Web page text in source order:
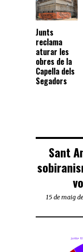
Junts
reclama
aturar les
obres de la
Capella dels
Segadors
Sant
15 de maig